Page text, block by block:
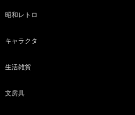
昭和レトロ
キャラクタ
生活雑貨
文房具